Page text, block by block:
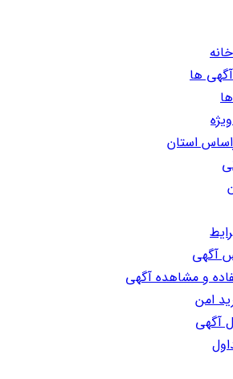
خانه
آگهی ها
استان
آگهی
و مشاهده آگهی
امن
آگهی